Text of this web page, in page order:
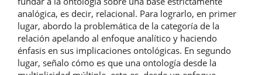
analógica, es decir, relacional. Para lograrlo, en primer
lugar, abordo la problemática de la categoría de la
relación apelando al enfoque analítico y haciendo
énfasis en sus implicaciones ontológicas. En segundo
lugar, señalo cómo es que una ontología desde la